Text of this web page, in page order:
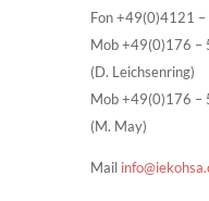
Fon +49(0)4121
Mob +49(0)176 –
(D. Leichsenring)
Mob +49(0)176 –
(M. May)
Mail